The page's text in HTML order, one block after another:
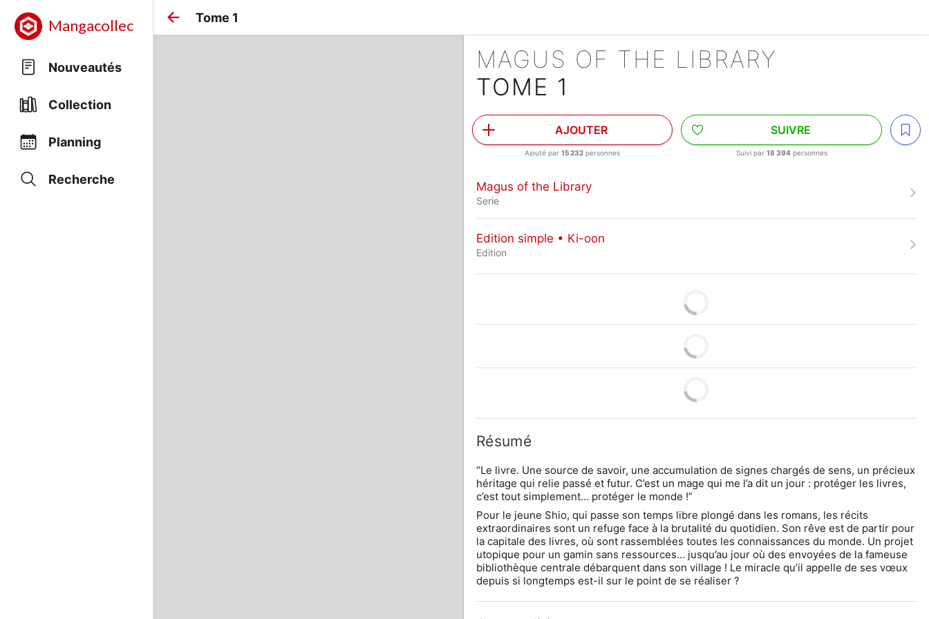
Mangacollec
Nouveautés
Collection
Planning
Recherche
Tome 1
MAGUS OF THE LIBRARY
TOME 1
AJOUTER
Ajouté par15 232 personnes
SUIVRE
Suivi par 18 394personnes
Magus of the Library
Serie
Edition simple • Ki-oon
Edition
Résumé
“Le livre. Une source de savoir, une accumulation de signes chargés de sens, un précieux
héritage qui relie passé et futur. C’est un mage qui me l’a dit un jour : protéger les livres,
c’est tout simplement… protéger le monde !”
Pour le jeune Shio, qui passe son temps libre plongé dans les romans, les récits
extraordinaires sont un refuge face à la brutalité du quotidien. Son rêve est de partir pour
la capitale des livres, où sont rassemblées toutes les connaissances du monde. Un projet
utopique pour un gamin sans ressources… jusqu’au jour où des envoyées de la fameuse
bibliothèque centrale débarquent dans son village ! Le miracle qu’il appelle de ses vœux
depuis si longtemps est-il sur le point de se réaliser ?